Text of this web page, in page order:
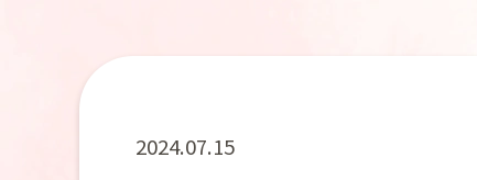
2024.07.15